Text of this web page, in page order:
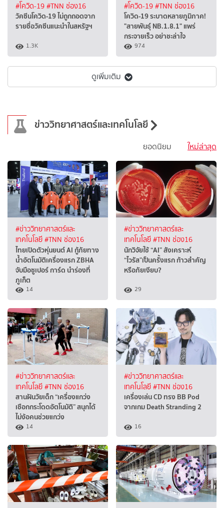
#โควิด-19#TNN ช่อง16
วัคซีนโควิด-19 ไม่ถูกถอดจาก
รายชื่อวัคซีนแนะนำในสหรัฐฯ
1.3K
#โควิด-19#TNN ช่อง16
โควิด-19 ระบาดหลายภูมิภาค!
"สายพันธุ์ NB.1.8.1" แพร่
กระจายเร็ว อย่าชะล่าใจ
974
ดูเพิ่มเติม
ข่าววิทยาศาสตร์และเทคโนโลยี
ใหม่ล่าสุด
ยอดนิยม
#ข่าววิทยาศาสตร์และ
เทคโนโลยี#TNN ช่อง16
ไทยเปิดตัวหุ่นยนต์ AI กู้ภัยทาง
น้ำอัตโนมัติเครื่องแรก ZBHA
จับมือซูเปอร์ การ์ด นำร่องที่
ภูเก็ต
14
#ข่าววิทยาศาสตร์และ
เทคโนโลยี#TNN ช่อง16
นักวิจัยใช้ “AI” สังเคราะห์
“ไวรัส”เป็นครั้งแรก ก้าวสำคัญ
หรือภัยเงียบ?
29
#ข่าววิทยาศาสตร์และ
เทคโนโลยี#TNN ช่อง16
สานฝันวัยเด็ก “เครื่องแกว่ง
เชือกกระโดดอัตโนมัติ” สนุกได้
ไม่ง้อคนช่วยแกว่ง
14
#ข่าววิทยาศาสตร์และ
เทคโนโลยี#TNN ช่อง16
เครื่องเล่น CD ทรง BB Pod
จากเกม Death Stranding 2
16